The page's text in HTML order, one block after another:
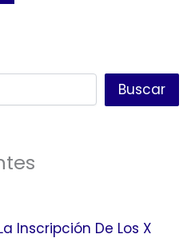
Buscar
Inscripción De Los X